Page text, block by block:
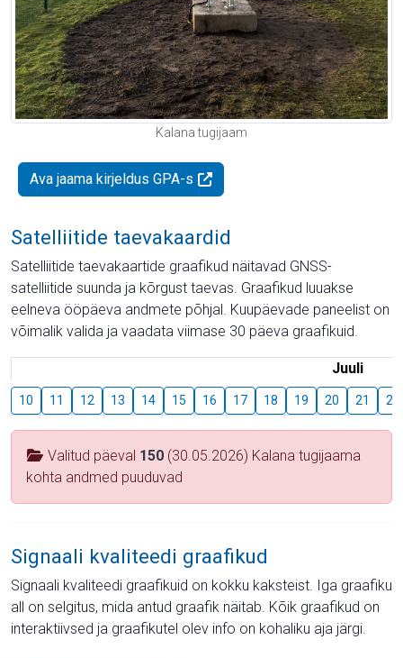
Kalana tugijaam
Ava jaama kirjeldus GPA-s
Satelliitide taevakaardid
Satelliitide taevakaartide graafikud näitavad GNSS-
satelliitide suunda ja kõrgust taevas. Graafikud luuakse
eelneva ööpäeva andmete põhjal. Kuupäevade paneelist on
võimalik valida ja vaadata viimase 30 päeva graafikuid.
Juuli
10 11 12 13 14 15 16 17 18 19 20 21 22
Valitud päeval 150 (30.05.2026) Kalana tugijaama
kohta andmed puuduvad
Signaali kvaliteedi graafikud
Signaali kvaliteedi graafikuid on kokku kaksteist. Iga graafiku
all on selgitus, mida antud graafik näitab. Kõik graafikud on
interaktiivsed ja graafikutel olev info on kohaliku aja järgi.